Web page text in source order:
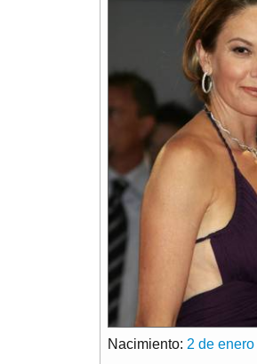
Nacimiento: 2 de enero